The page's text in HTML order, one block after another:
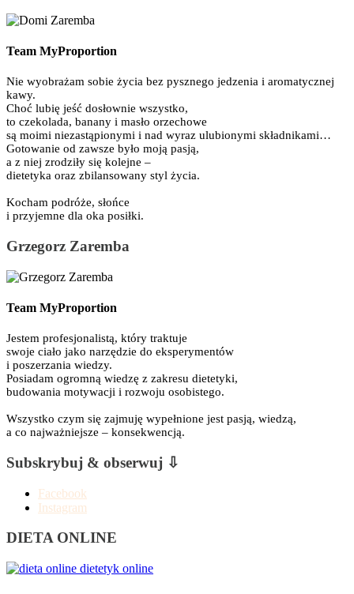
Team MyProportion
Nie wyobrażam sobie życia bez pysznego jedzenia i aromatycznej
kawy.
Choć lubię jeść dosłownie wszystko,
to czekolada, banany i masło orzechowe
są moimi niezastąpionymi i nad wyraz ulubionymi składnikami…
Gotowanie od zawsze było moją pasją,
a z niej zrodziły się kolejne –
dietetyka oraz zbilansowany styl życia.
Kocham podróże, słońce
i przyjemne dla oka posiłki.
Grzegorz Zaremba
Team MyProportion
Jestem profesjonalistą, który traktuje
swoje ciało jako narzędzie do eksperymentów
i poszerzania wiedzy.
Posiadam ogromną wiedzę z zakresu dietetyki,
budowania motywacji i rozwoju osobistego.
Wszystko czym się zajmuję wypełnione jest pasją, wiedzą,
a co najważniejsze – konsekwencją.
Subskrybuj & obserwuj ⇩
Facebook
Instagram
DIETA ONLINE